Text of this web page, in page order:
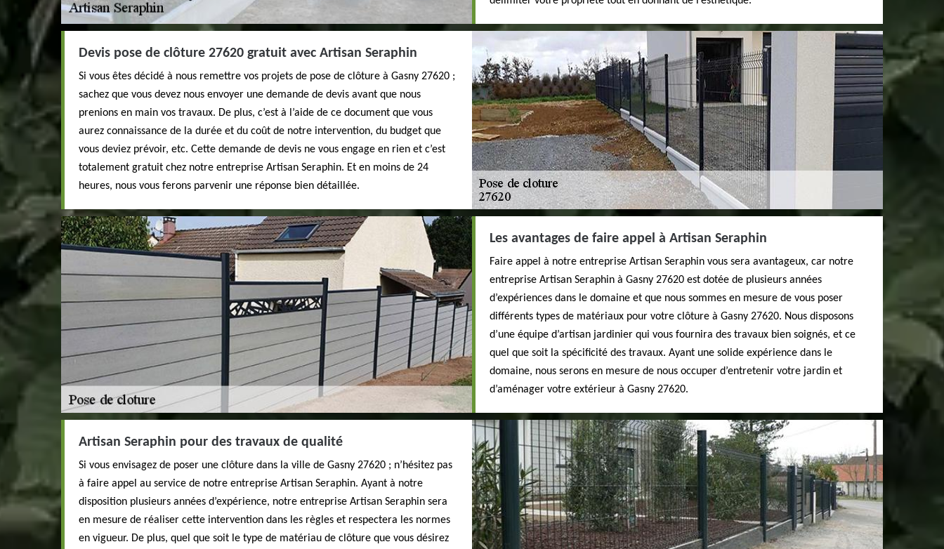
Devis pose de clôture 27620 gratuit avec Artisan Seraphin
Si vous êtes décidé à nous remettre vos projets de pose de clôture à Gasny 27620 ;
sachez que vous devez nous envoyer une demande de devis avant que nous
prenions en main vos travaux. De plus, c’est à l’aide de ce document que vous
aurez connaissance de la durée et du coût de notre intervention, du budget que
vous deviez prévoir, etc. Cette demande de devis ne vous engage en rien et c’est
totalement gratuit chez notre entreprise Artisan Seraphin. Et en moins de 24
heures, nous vous ferons parvenir une réponse bien détaillée.
Les avantages de faire appel à Artisan Seraphin
Faire appel à notre entreprise Artisan Seraphin vous sera avantageux, car notre
entreprise Artisan Seraphin à Gasny 27620 est dotée de plusieurs années
d’expériences dans le domaine et que nous sommes en mesure de vous poser
différents types de matériaux pour votre clôture à Gasny 27620. Nous disposons
d’une équipe d’artisan jardinier qui vous fournira des travaux bien soignés, et ce
quel que soit la spécificité des travaux. Ayant une solide expérience dans le
domaine, nous serons en mesure de nous occuper d’entretenir votre jardin et
d’aménager votre extérieur à Gasny 27620.
Artisan Seraphin pour des travaux de qualité
Si vous envisagez de poser une clôture dans la ville de Gasny 27620 ; n’hésitez pas
à faire appel au service de notre entreprise Artisan Seraphin. Ayant à notre
disposition plusieurs années d’expérience, notre entreprise Artisan Seraphin sera
en mesure de réaliser cette intervention dans les règles et respectera les normes
en vigueur. De plus, quel que soit le type de matériau de clôture que vous désirez